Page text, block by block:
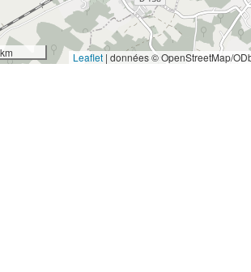
Leaflet | données © OpenStreetMap/